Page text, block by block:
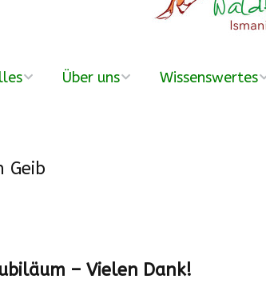
Über uns Wissenswertes
Zeiten und Beiträge
Geib
– Vielen Dank!